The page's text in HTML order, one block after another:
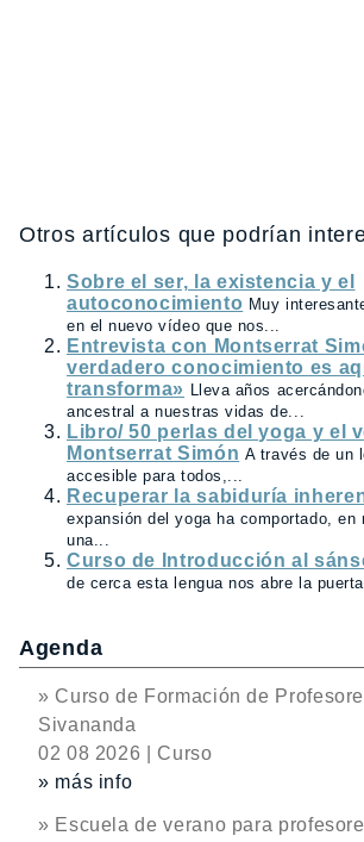
Otros artículos que podrían
Sobre el ser, la existencia y el
autoconocimiento Muy
en el nuevo vídeo que nos...
Entrevista con Montserrat
verdadero conocimiento es
transforma» Lleva años
ancestral a nuestras vidas de...
Libro/ 50 perlas del yoga y el
Montserrat Simón A través de un
accesible para todos,...
Recuperar la sabiduría
expansión del yoga ha comportado, en
una...
Curso de Introducción al
de cerca esta lengua nos abre la
Agenda
» Curso de Formación de
Sivananda
02 08 2026 | Curso
» más info
» Escuela de verano para